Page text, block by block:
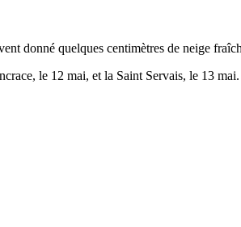
donné quelques centimètres de neige
le 12 mai, et la Saint Servais, le 13